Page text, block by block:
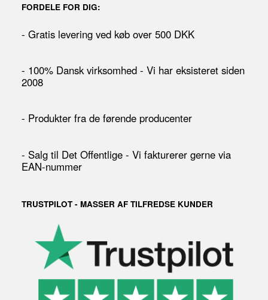
FORDELE FOR DIG:
- Gratis levering ved køb over 500 DKK
- 100% Dansk virksomhed - Vi har eksisteret siden
2008
- Produkter fra de førende producenter
- Salg til Det Offentlige - Vi fakturerer gerne via
EAN-nummer
TRUSTPILOT - MASSER AF TILFREDSE KUNDER